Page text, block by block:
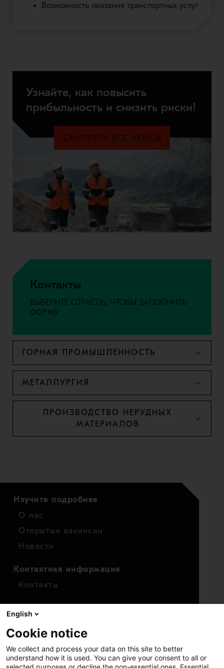
Возможность оказания транспортных услуг
Узнайте, как повысить
прибыльность и снизить риски!
СМОТРЕТЬ ВСЕ КЕЙСЫ
Контакты
ВЫБЕРИТЕ ОТРАСЛЬ, ЧТОБЫ ЗАПОЛНИТЬ
ФОРМУ
ГОРНАЯ ПРОМЫШЛЕННОСТЬ
МЕТАЛЛУРГИЯ
ПРОИЗВОДСТВО НЕРУДНЫХ
МАТЕРИАЛОВ
Изучите подробнее
О нас
Открытые вакансии
Новости
Контактная информация
Контакты
Финансовые показатели
Акции
English
Cookie notice
We collect and process your data on this site to better
understand how it is used. You can give your consent to all or